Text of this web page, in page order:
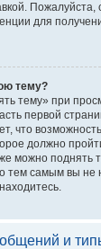
Пожалуйста,
для
тему?
тему» при
первой
что
должно
можно поднять
тем самым вы
и